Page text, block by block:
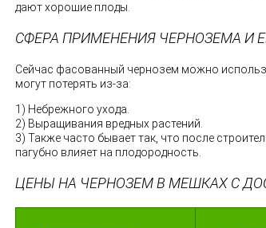
дают хорошие плоды.
СФЕРА ПРИМЕНЕНИЯ ЧЕРНОЗЕМА И
Сейчас фасованный чернозем можно
могут потерять из-за:
1) Небрежного ухода.
2) Выращивания вредных растений.
3) Также часто бывает так, что после
пагубно влияет на плодородность.
ЦЕНЫ НА ЧЕРНОЗЕМ В МЕШКАХ С